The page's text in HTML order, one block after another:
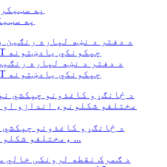
په
د دفتر د نښه لپاره
لرونکي PET چپکونکي یادښتونه
د ځانګړو کاغذونو چپکشي
مختلفو شکلونو کې راځي، ...